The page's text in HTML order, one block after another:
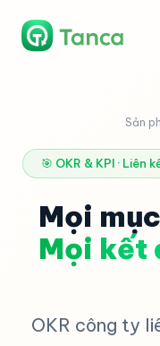
Sản
🎯 OKR & KPI · Liên
Mọi
Mọi kết
OKR công ty